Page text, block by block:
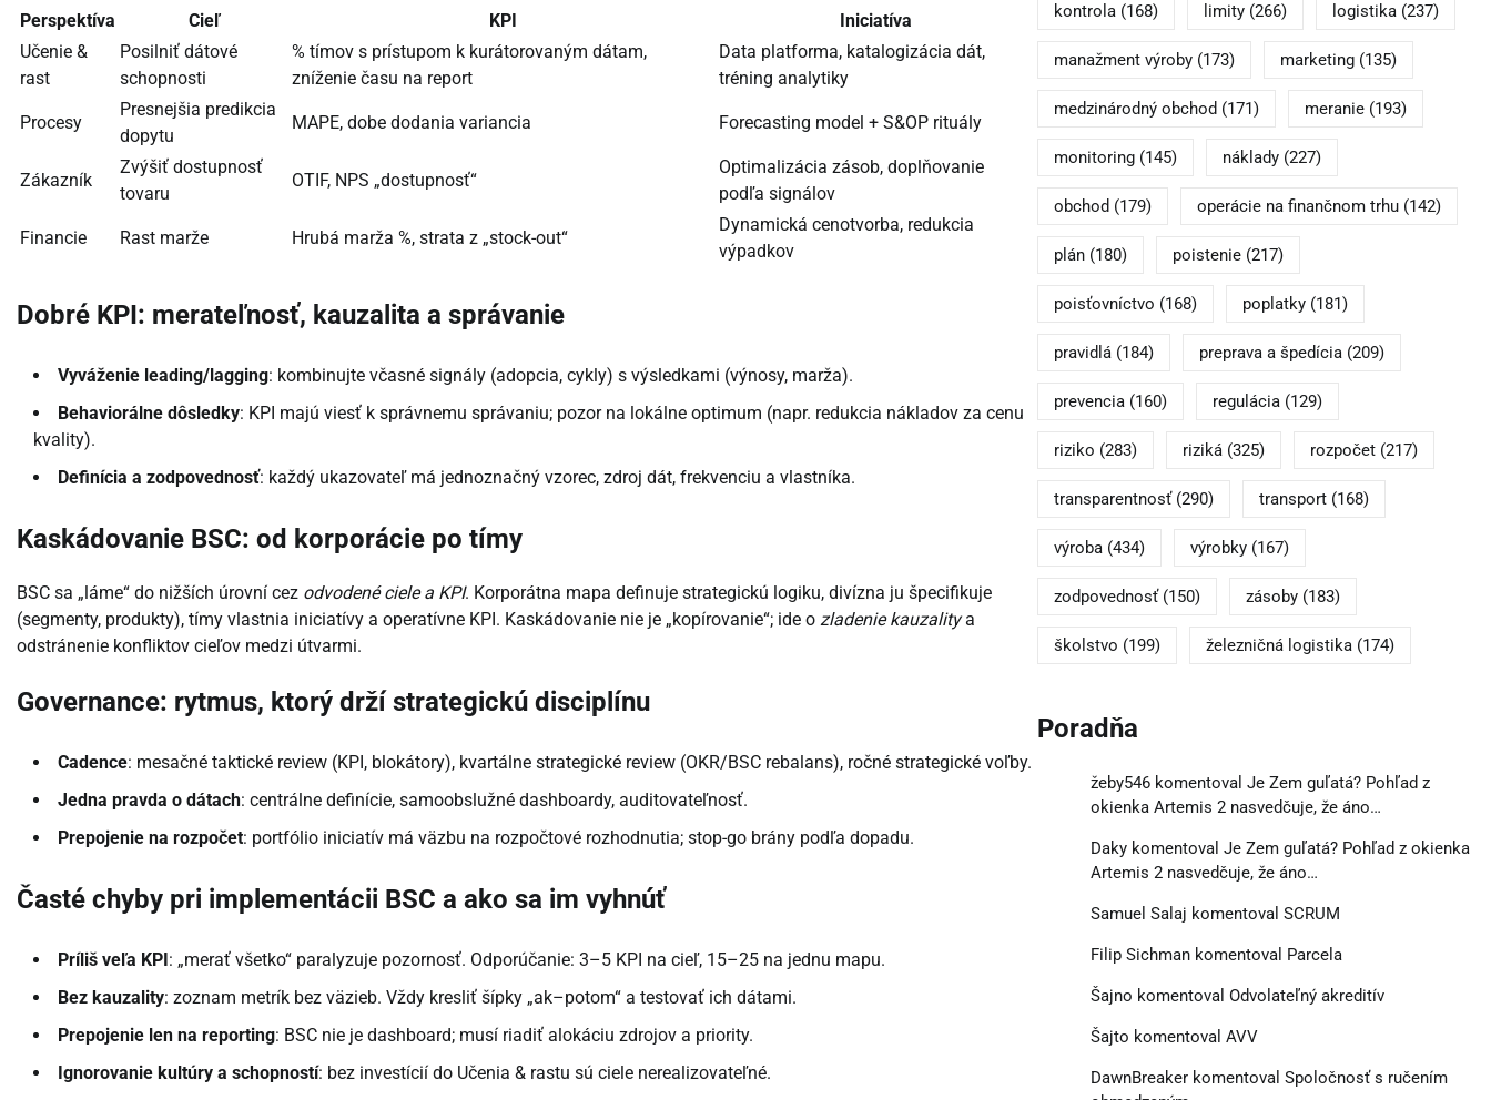
Perspektíva Cieľ KPI
Iniciatíva
Učenie &
rast
Posilniť dátové
schopnosti
% tímov s prístupom k kurátorovaným dátam,
zníženie času na report
Data platforma, katalogizácia dát,
tréning analytiky
Procesy
Presnejšia predikcia
dopytu
MAPE, dobe dodania variancia Forecasting model + S&OP rituály
Zákazník
Zvýšiť dostupnosť
tovaru
OTIF, NPS „dostupnosť“
Optimalizácia zásob, doplňovanie
podľa signálov
Financie Rast marže Hrubá marža %, strata z „stock-out“
Dynamická cenotvorba, redukcia
výpadkov
Dobré KPI: merateľnosť, kauzalita a správanie
Vyváženie leading/lagging: kombinujte včasné signály (adopcia, cykly) s výsledkami (výnosy, marža).
Behaviorálne dôsledky: KPI majú viesť k správnemu správaniu; pozor na lokálne optimum (napr. redukcia nákladov za cenu
kvality).
Definícia a zodpovednosť: každý ukazovateľ má jednoznačný vzorec, zdroj dát, frekvenciu a vlastníka.
Kaskádovanie BSC: od korporácie po tímy
BSC sa „láme“ do nižších úrovní cez odvodené ciele a KPI. Korporátna mapa definuje strategickú logiku, divízna ju špecifikuje
(segmenty, produkty), tímy vlastnia iniciatívy a operatívne KPI. Kaskádovanie nie je „kopírovanie“; ide o zladenie kauzalitya
odstránenie konfliktov cieľov medzi útvarmi.
Governance: rytmus, ktorý drží strategickú disciplínu
Cadence: mesačné taktické review (KPI, blokátory), kvartálne strategické review (OKR/BSC rebalans), ročné strategické voľby.
Jedna pravda o dátach: centrálne definície, samoobslužné dashboardy, auditovateľnosť.
Prepojenie na rozpočet: portfólio iniciatív má väzbu na rozpočtové rozhodnutia; stop-go brány podľa dopadu.
Časté chyby pri implementácii BSC a ako sa im vyhnúť
Príliš veľa KPI: „merať všetko“ paralyzuje pozornosť. Odporúčanie: 3–5 KPI na cieľ, 15–25 na jednu mapu.
Bez kauzality: zoznam metrík bez väzieb. Vždy kresliť šípky „ak–potom“ a testovať ich dátami.
Prepojenie len na reporting: BSC nie je dashboard; musí riadiť alokáciu zdrojov a priority.
Ignorovanie kultúry a schopností: bez investícií do Učenia & rastu sú ciele nerealizovateľné.
kontrola(168) limity(266) logistika(237)
manažment výroby(173) marketing(135)
medzinárodný obchod (171) meranie(193)
monitoring(145) náklady(227)
obchod (179) operácie na finančnom trhu(142)
plán(180) poistenie(217)
poisťovníctvo (168) poplatky(181)
pravidlá(184) preprava a špedícia(209)
prevencia(160) regulácia(129)
riziko (283) riziká(325) rozpočet(217)
transparentnosť(290) transport(168)
výroba(434) výrobky(167)
zodpovednosť(150) zásoby(183)
školstvo (199) železničná logistika(174)
Poradňa
žeby546komentoval Je Zem guľatá? Pohľad z
okienka Artemis 2 nasvedčuje, že áno…
Dakykomentoval Je Zem guľatá? Pohľad z okienka
Artemis 2 nasvedčuje, že áno…
Samuel Salaj komentoval SCRUM
Filip Sichmankomentoval Parcela
Šajno komentoval Odvolateľný akreditív
Šajto komentoval AVV
DawnBreakerkomentoval Spoločnosť s ručením